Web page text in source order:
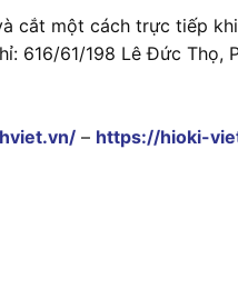
cắt một cách trực tiếp
616/61/198 Lê Đức Thọ,
– https://hioki-